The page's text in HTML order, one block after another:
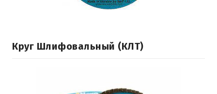
Круг Шлифовальный (КЛТ)